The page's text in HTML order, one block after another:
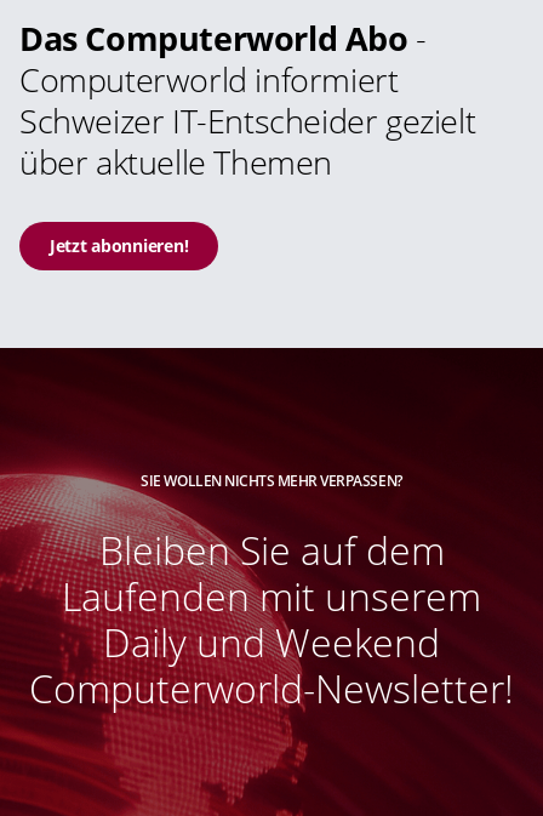
Das Computerworld Abo -
Computerworld informiert
Schweizer IT-Entscheider gezielt
über aktuelle Themen
Jetzt abonnieren!
SIE WOLLEN NICHTS MEHR VERPASSEN?
Bleiben Sie auf dem
Laufenden mit unserem
Daily und Weekend
Computerworld-Newsletter!